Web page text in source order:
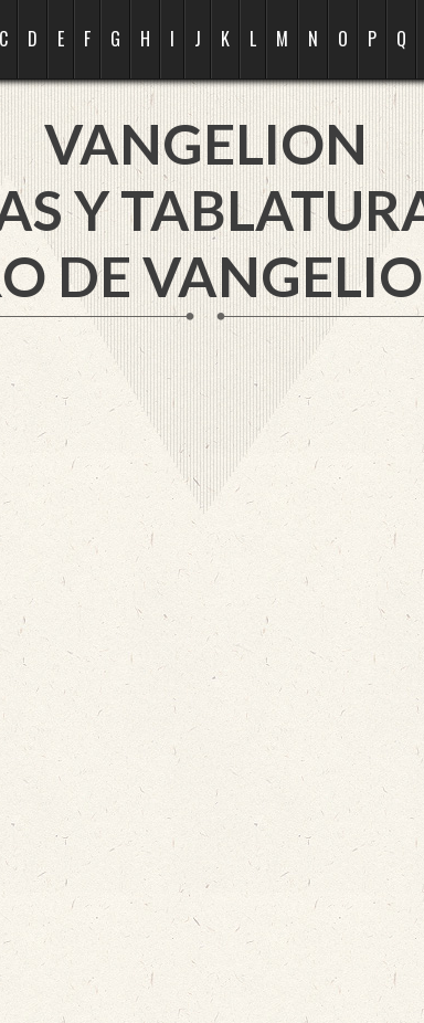
C D E F G H I J K L M N O P Q
VANGELION
Y
DE